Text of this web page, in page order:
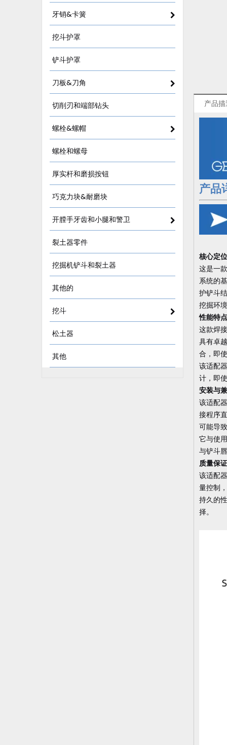
牙销&卡簧
挖斗护罩
铲斗护罩
刀板&刀角
切削刃和端部钻头
螺栓&螺帽
螺栓和螺母
厚实杆和磨损按钮
巧克力块&耐磨块
开膛手牙齿和小腿和警卫
裂土器零件
挖掘机铲斗和裂土器
其他的
挖斗
松土器
其他
产品
产品
核心定位
这是一
系统的
护铲斗
挖掘环
性能特点
这款焊
具有卓
合，即
该适配
计，即
安装与
该适配
接程序
可能导
它与使
与铲斗
质量保证
该适配
量控制
持久的
择。